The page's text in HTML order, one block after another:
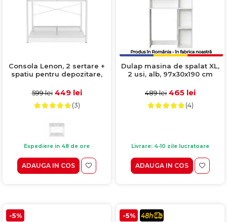
Consola Lenon, 2 sertare +
spatiu pentru depozitare,
599 lei 449 lei
(3)
Expediere in 48 de ore
ADAUGA IN COS
Dulap masina de spalat XL,
2 usi, alb, 97x30x190 cm
489 lei 465 lei
(4)
Livrare: 4-10 zile lucratoare
ADAUGA IN COS
-5% -5%